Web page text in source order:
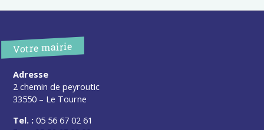
Votre mairie
Adresse
2 chemin de peyroutic
33550 – Le Tourne
Tel. : 05 56 67 02 61